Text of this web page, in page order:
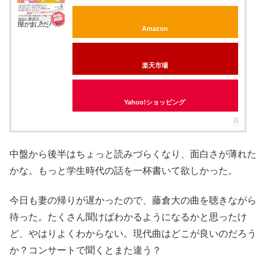
Amazon
楽天市場
Yahoo!ショッピング
中盤から後半はちょっと読みづらくなり、面白さが薄れた
かな。もっと学生時代の話を一杯書いて欲しかった。
今日も妻の帰りが遅かったので、藤倉大の曲を聴きながら
待った。たくさん聞けばわかるようになるかと思ったけ
ど、やはりよくわからない。現代曲はどこが良いのだろう
か？コンサートで聞くとまた違う？